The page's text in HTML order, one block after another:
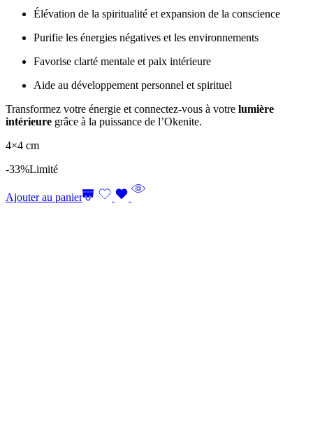
Élévation de la spiritualité et expansion de la conscience
Purifie les énergies négatives et les environnements
Favorise clarté mentale et paix intérieure
Aide au développement personnel et spirituel
Transformez votre énergie et connectez-vous à votre lumière
intérieure grâce à la puissance de l’Okenite.
4×4 cm
-33%Limité
Ajouter au panier